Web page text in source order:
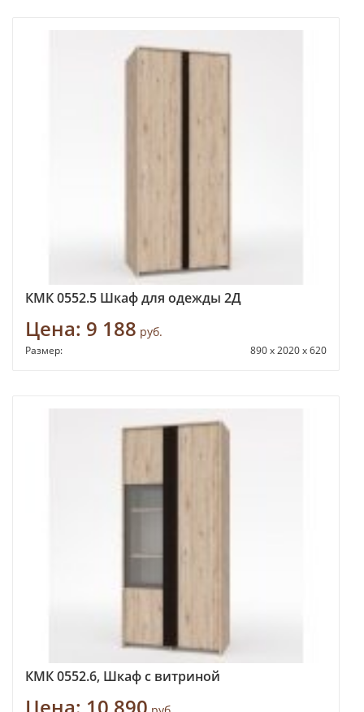
КМК 0552.5 Шкаф для одежды 2Д
Цена: 9 188 руб.
Размер: 890 x 2020 x 620
КМК 0552.6, Шкаф с витриной